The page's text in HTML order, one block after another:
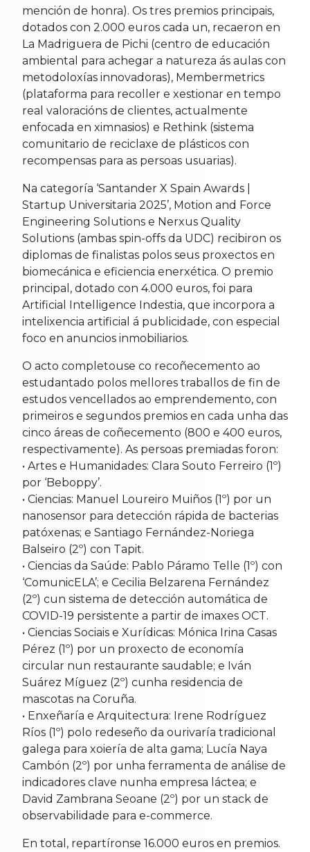
mención de honra). Os tres premios principais,
dotados con 2.000 euros cada un, recaeron en
La Madriguera de Pichi (centro de educación
ambiental para achegar a natureza ás aulas con
metodoloxías innovadoras), Membermetrics
(plataforma para recoller e xestionar en tempo
real valoracións de clientes, actualmente
enfocada en ximnasios) e Rethink (sistema
comunitario de reciclaxe de plásticos con
recompensas para as persoas usuarias).
Na categoría ‘Santander X Spain Awards |
Startup Universitaria 2025’, Motion and Force
Engineering Solutions e Nerxus Quality
Solutions (ambas spin-offs da UDC) recibiron os
diplomas de finalistas polos seus proxectos en
biomecánica e eficiencia enerxética. O premio
principal, dotado con 4.000 euros, foi para
Artificial Intelligence Indestia, que incorpora a
intelixencia artificial á publicidade, con especial
foco en anuncios inmobiliarios.
O acto completouse co recoñecemento ao
estudantado polos mellores traballos de fin de
estudos vencellados ao emprendemento, con
primeiros e segundos premios en cada unha das
cinco áreas de coñecemento (800 e 400 euros,
respectivamente). As persoas premiadas foron:
• Artes e Humanidades: Clara Souto Ferreiro (1º)
por ‘Beboppy’.
• Ciencias: Manuel Loureiro Muiños (1º) por un
nanosensor para detección rápida de bacterias
patóxenas; e Santiago Fernández-Noriega
Balseiro (2º) con Tapit.
• Ciencias da Saúde: Pablo Páramo Telle (1º) con
‘ComunicELA’; e Cecilia Belzarena Fernández
(2º) cun sistema de detección automática de
COVID-19 persistente a partir de imaxes OCT.
• Ciencias Sociais e Xurídicas: Mónica Irina Casas
Pérez (1º) por un proxecto de economía
circular nun restaurante saudable; e Iván
Suárez Míguez (2º) cunha residencia de
mascotas na Coruña.
• Enxeñaría e Arquitectura: Irene Rodríguez
Ríos (1º) polo redeseño da ourivaría tradicional
galega para xoiería de alta gama; Lucía Naya
Cambón (2º) por unha ferramenta de análise de
indicadores clave nunha empresa láctea; e
David Zambrana Seoane (2º) por un stack de
observabilidade para e-commerce.
En total, repartíronse 16.000 euros en premios.